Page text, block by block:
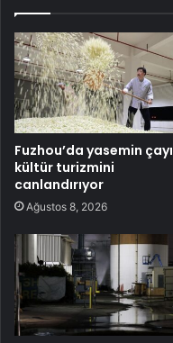
Fuzhou’da yasemin çayı
kültür turizmini
canlandırıyor
Ağustos 8, 2026